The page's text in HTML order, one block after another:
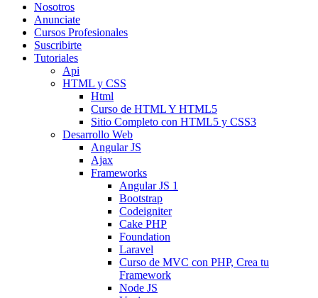
Nosotros
Anunciate
Cursos Profesionales
Suscribirte
Tutoriales
Api
HTML y CSS
Html
Curso de HTML Y HTML5
Sitio Completo con HTML5 y CSS3
Desarrollo Web
Angular JS
Ajax
Frameworks
Angular JS 1
Bootstrap
Codeigniter
Cake PHP
Foundation
Laravel
Curso de MVC con PHP, Crea tu
Framework
Node JS